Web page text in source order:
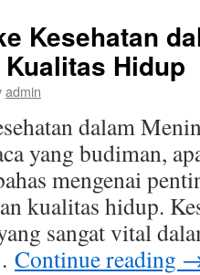
Kesehatan
Hidup
admin
dalam
yang budiman,
mengenai
kualitas hidup.
sangat vital
Continue reading